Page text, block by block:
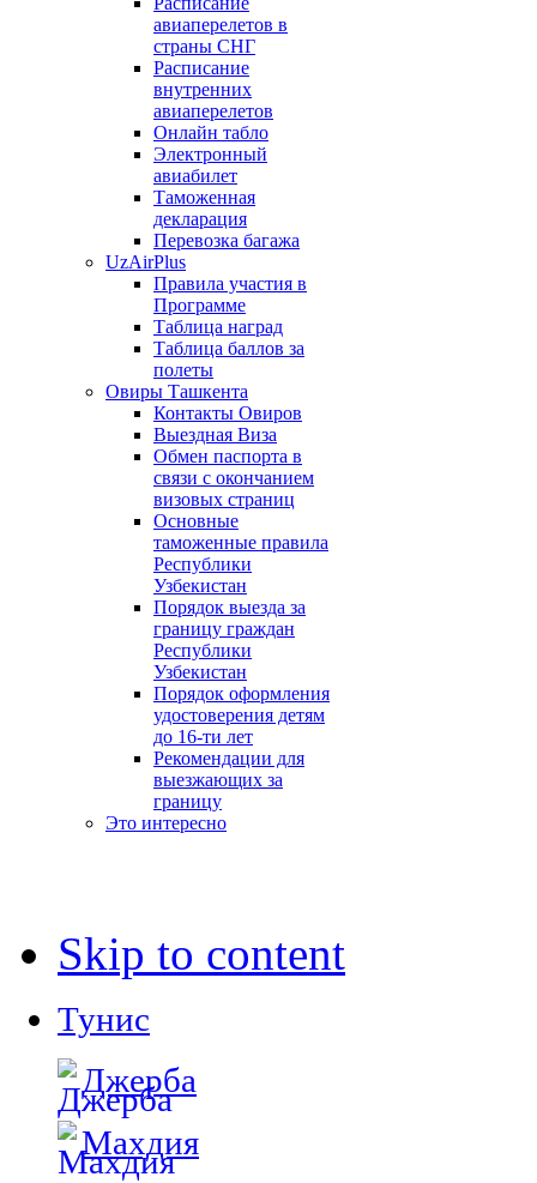
авиаперелетов в
страны СНГ
Расписание
внутренних
авиаперелетов
Онлайн табло
Электронный
авиабилет
Таможенная
декларация
Перевозка багажа
UzAirPlus
Правила участия в
Программе
Таблица наград
Таблица баллов за
полеты
Овиры Ташкента
Контакты Овиров
Выездная Виза
Обмен паспорта в
связи с окончанием
визовых страниц
Основные
таможенные правила
Республики
Узбекистан
Порядок выезда за
границу граждан
Республики
Узбекистан
Порядок оформления
удостоверения детям
до 16-ти лет
Рекомендации для
выезжающих за
границу
Это интересно
Skip to content
Тунис
Джерба
Махдия